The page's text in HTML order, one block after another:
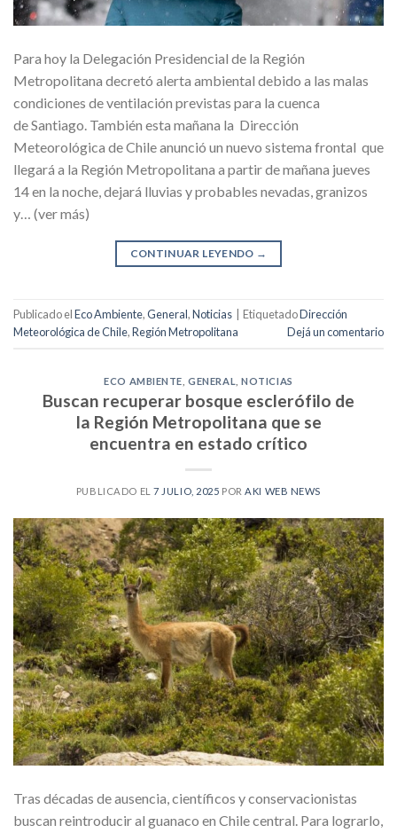
Para hoy la Delegación Presidencial de la Región
Metropolitana decretó alerta ambiental debido a las malas
condiciones de ventilación previstas para la cuenca
de Santiago. También esta mañana la Dirección
Meteorológica de Chile anunció un nuevo sistema frontal que
llegará a la Región Metropolitana a partir de mañana jueves
14 en la noche, dejará lluvias y probables nevadas, granizos
y… (ver más)
CONTINUAR LEYENDO →
Publicado elEco Ambiente,General,Noticias EtiquetadoDirección
Meteorológica de Chile,Región Metropolitana Dejá un comentario
ECO AMBIENTE ,GENERAL ,NOTICIAS
Buscan recuperar bosque esclerófilo de
la Región Metropolitana que se
encuentra en estado crítico
PUBLICADO EL7 JULIO, 2025 PORAKI WEB NEWS
Tras décadas de ausencia, científicos y conservacionistas
buscan reintroducir al guanaco en Chile central. Para lograrlo,